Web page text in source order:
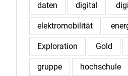
daten digital
elektromobilität
Exploration Gold
gruppe hochschule